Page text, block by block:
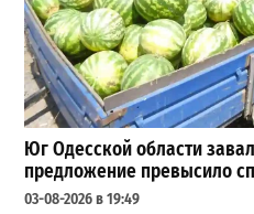
Юг Одесской области
предложение превысило
03-08-2026 в 19:49